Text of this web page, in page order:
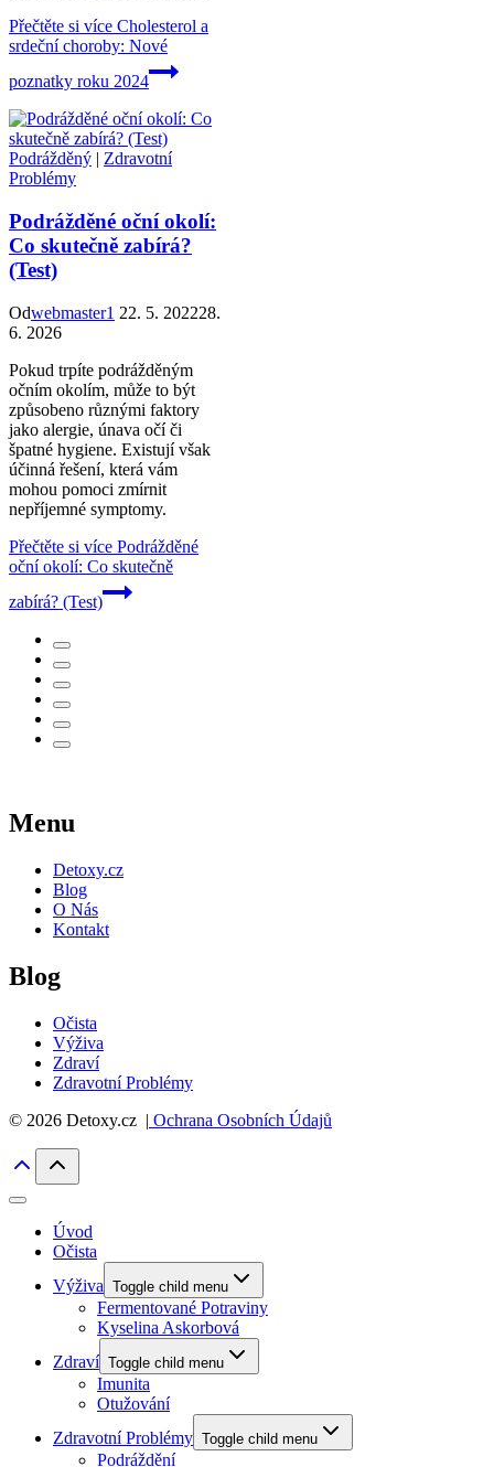
Přečtěte si více Cholesterol a
srdeční choroby: Nové
poznatky roku 2024
Podrážděný | Zdravotní
Problémy
Podrážděné oční okolí:
Co skutečně zabírá?
(Test)
Odwebmaster1 22. 5. 202228.
6. 2026
Pokud trpíte podrážděným
očním okolím, může to být
způsobeno různými faktory
jako alergie, únava očí či
špatné hygiene. Existují však
účinná řešení, která vám
mohou pomoci zmírnit
nepříjemné symptomy.
Přečtěte si více Podrážděné
oční okolí: Co skutečně
zabírá? (Test)
Menu
Detoxy.cz
Blog
O Nás
Kontakt
Blog
Očista
Výživa
Zdraví
Zdravotní Problémy
© 2026 Detoxy.cz | Ochrana Osobních Údajů
Úvod
Očista
Výživa Toggle child menu
Fermentované Potraviny
Kyselina Askorbová
Zdraví Toggle child menu
Imunita
Otužování
Zdravotní Problémy Toggle child menu
Podráždění